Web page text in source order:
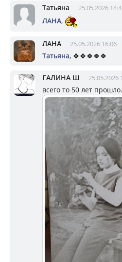
Татьяна 25.05.2026
ЛАНА,
ЛАНА 25.05.2026 16:06
Татьяна, 🍀🍀🍀🍀🍀
ГАЛИНА Ш 25.05.2026
всего то 50 лет